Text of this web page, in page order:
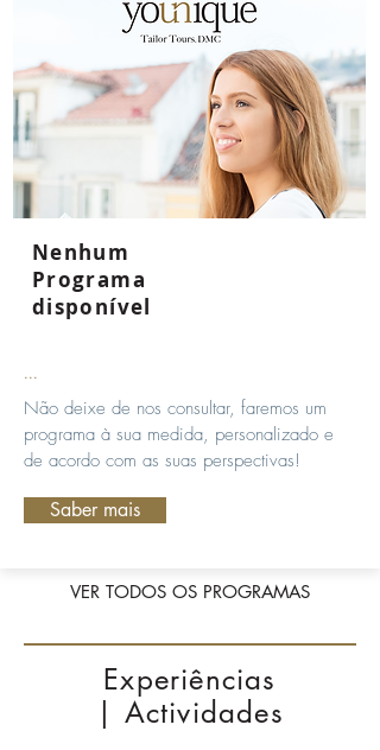
Nenhum
Programa
disponível
...
Não deixe de nos consultar, faremos um
programa à sua medida, personalizado e
de acordo com as suas perspectivas!
Saber mais
VER TODOS OS PROGRAMAS
Experiências
| Actividades